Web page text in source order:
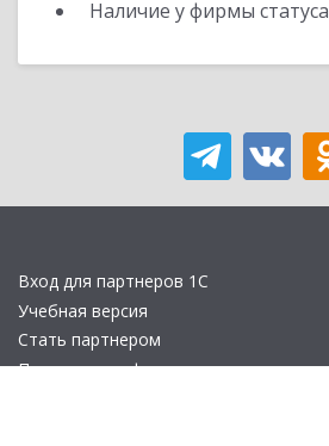
Наличие у фирмы статуса
Вход для партнеров 1С
Учебная версия
Стать партнером
Политика конфиденциальности